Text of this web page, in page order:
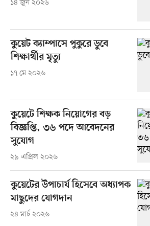
১৪ জুন ২০২৬
কুয়েট ক্যাম্পাসে পুকুরে ডুবে
শিক্ষার্থীর মৃত্যু
১৭ মে ২০২৬
কুয়েটে শিক্ষক নিয়োগের বড়
বিজ্ঞপ্তি, ৩৬ পদে আবেদনের
সুযোগ
২৯ এপ্রিল ২০২৬
কুয়েটের উপাচার্য হিসেবে অধ্যাপক
মাছুদের যোগদান
২৪ মার্চ ২০২৬